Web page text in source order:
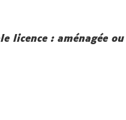
: aménagée ou